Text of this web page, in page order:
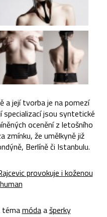
a její tvorba je na pomezí
specializací jsou syntetické
ocenění z letošního
zmínku, že umělkyně již
Berlíně či Istanbulu.
provokuje i koženou
témamódaašperky